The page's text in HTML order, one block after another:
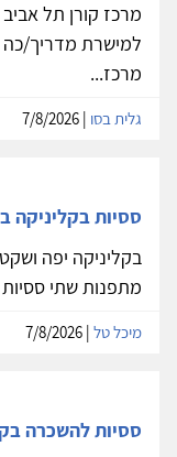
מרכז קורן תל
למישרת מדריך/כה
מרכז...
גלית בסו
ססיות בקליניקה
בקליניקה יפה
מתפנות שתי ססיות מה-1.9- שני ערב ושלישי
מיכל טל
ססיות להשכרה